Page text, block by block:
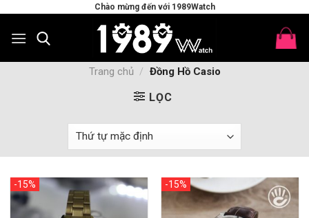
content
Chào mừng đến với 1989Watch
Trang chủ / Đồng Hồ Casio
LỌC
-15% -15%